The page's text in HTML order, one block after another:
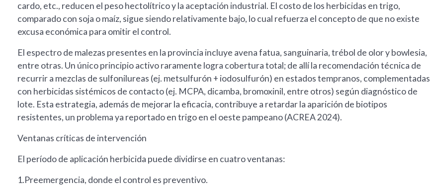
cardo, etc., reducen el peso hectolítrico y la aceptación industrial. El costo de los herbicidas en trigo,
comparado con soja o maíz, sigue siendo relativamente bajo, lo cual refuerza el concepto de que no existe
excusa económica para omitir el control.
El espectro de malezas presentes en la provincia incluye avena fatua, sanguinaria, trébol de olor y bowlesia,
entre otras. Un único principio activo raramente logra cobertura total; de allí la recomendación técnica de
recurrir a mezclas de sulfonilureas (ej. metsulfurón + iodosulfurón) en estados tempranos, complementadas
con herbicidas sistémicos de contacto (ej. MCPA, dicamba, bromoxinil, entre otros) según diagnóstico de
lote. Esta estrategia, además de mejorar la eficacia, contribuye a retardar la aparición de biotipos
resistentes, un problema ya reportado en trigo en el oeste pampeano (ACREA 2024).
Ventanas críticas de intervención
El período de aplicación herbicida puede dividirse en cuatro ventanas:
1.Preemergencia, donde el control es preventivo.